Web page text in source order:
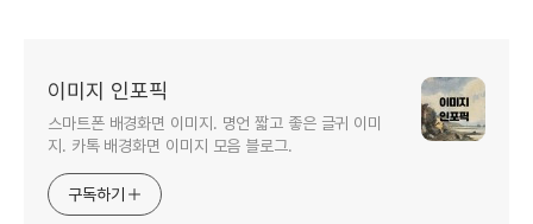
이미지 인포픽
스마트폰 배경화면 이미지. 명언 짧고 좋은 글귀 이미
지. 카톡 배경화면 이미지 모음 블로그.
구독하기